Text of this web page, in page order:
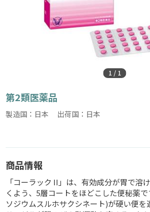
1 / 1
第2類医薬品
製造国：日本 出荷国：日本
商品情報
「コーラック II」は、有効成分が胃で溶
くよう、5層コートをほどこした便秘薬
ソジウムスルホサクシネート)が硬い便を